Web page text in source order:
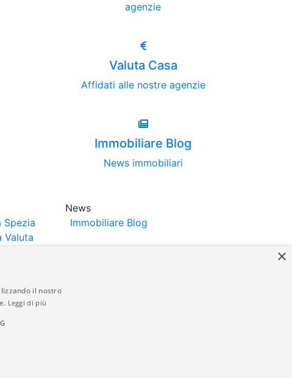
agenzie
Valuta Casa
Affidati alle nostre agenzie
Immobiliare Blog
News immobiliari
Spezia
Valuta
News
Immobiliare Blog
La pubblicazione degli annunci
in materia di privacy e/o di alcun altro
×
il nostro
Leggi di più